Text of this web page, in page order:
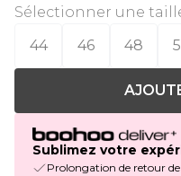
Sélectionner une
44
46 48
Sublimez votre
Prolongation de retour de